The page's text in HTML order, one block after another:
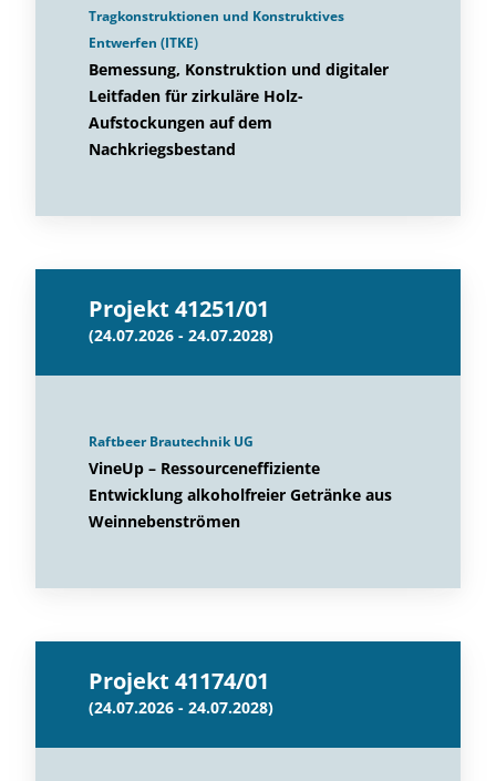
Tragkonstruktionen und Konstruktives
Entwerfen (ITKE)
Bemessung, Konstruktion und digitaler
Leitfaden für zirkuläre Holz-
Aufstockungen auf dem
Nachkriegsbestand
Projekt 41251/01
(24.07.2026 - 24.07.2028)
Raftbeer Brautechnik UG
VineUp – Ressourceneffiziente
Entwicklung alkoholfreier Getränke aus
Weinnebenströmen
Projekt 41174/01
(24.07.2026 - 24.07.2028)